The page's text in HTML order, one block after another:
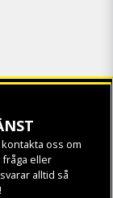
oss om
eller
alltid så